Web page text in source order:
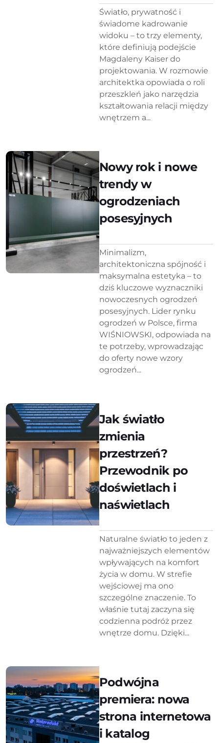
Światło, prywatność i
świadome kadrowanie
widoku – to trzy elementy,
które definiują podejście
Magdaleny Kaiser do
projektowania. W rozmowie
architektka opowiada o roli
przeszkleń jako narzędzia
kształtowania relacji między
wnętrzem a...
Nowy rok i nowe
trendy w
ogrodzeniach
posesyjnych
Minimalizm,
architektoniczna spójność i
maksymalna estetyka – to
dziś kluczowe wyznaczniki
nowoczesnych ogrodzeń
posesyjnych. Lider rynku
ogrodzeń w Polsce, firma
WIŚNIOWSKI, odpowiada na
te potrzeby, wprowadzając
do oferty nowe wzory
ogrodzeń...
Jak światło
zmienia
przestrzeń?
Przewodnik po
doświetlach i
naświetlach
Naturalne światło to jeden z
najważniejszych elementów
wpływających na komfort
życia w domu. W strefie
wejściowej ma ono
szczególne znaczenie. To
właśnie tutaj zaczyna się
codzienna podróż przez
wnętrze domu. Dzięki...
Podwójna
premiera: nowa
strona internetowa
i katalog